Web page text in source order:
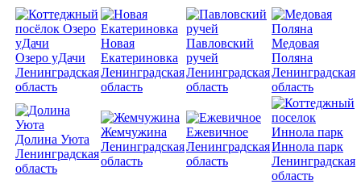
Озеро уДачи
Ленинградская
область
Новая
Екатериновка
Ленинградская
область
Павловский
ручей
Ленинградская
область
Медовая
Поляна
Ленинградская
область
Долина Уюта
Ленинградская
область
Жемчужина
Ленинградская
область
Ежевичное
Ленинградская
область
Иннола парк
Ленинградская
область